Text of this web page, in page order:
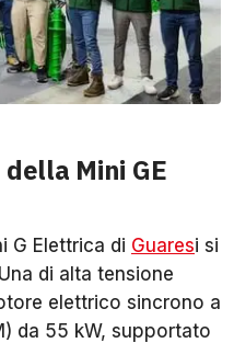
Mini GE
G Elettrica di Guaresi si
di alta tensione
elettrico sincrono a
da 55 kW, supportato